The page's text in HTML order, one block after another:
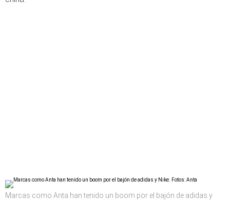
Marcas como Anta han tenido un boom por el bajón de adidas y